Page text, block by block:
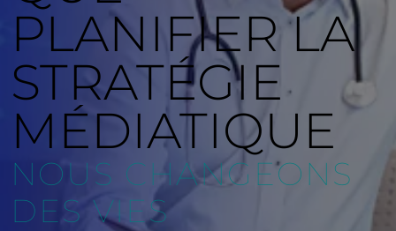
PLANIFIER LA
STRATÉGIE
MÉDIATIQUE
NOUS CHANGEONS
DES VIES